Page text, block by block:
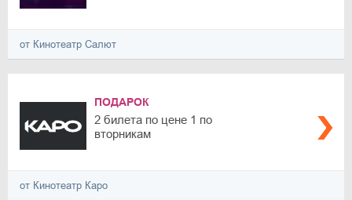
от Кинотеатр Салют
ПОДАРОК
2 билета по цене 1 по
вторникам
от Кинотеатр Каро